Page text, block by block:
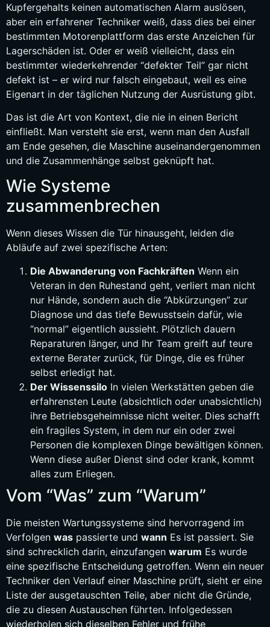
Kupfergehalts keinen automatischen Alarm auslösen,
aber ein erfahrener Techniker weiß, dass dies bei einer
bestimmten Motorenplattform das erste Anzeichen für
Lagerschäden ist. Oder er weiß vielleicht, dass ein
bestimmter wiederkehrender “defekter Teil” gar nicht
defekt ist – er wird nur falsch eingebaut, weil es eine
Eigenart in der täglichen Nutzung der Ausrüstung gibt.
Das ist die Art von Kontext, die nie in einen Bericht
einfließt. Man versteht sie erst, wenn man den Ausfall
am Ende gesehen, die Maschine auseinandergenommen
und die Zusammenhänge selbst geknüpft hat.
Wie Systeme
zusammenbrechen
Wenn dieses Wissen die Tür hinausgeht, leiden die
Abläufe auf zwei spezifische Arten:
Die Abwanderung von Fachkräften Wenn ein
Veteran in den Ruhestand geht, verliert man nicht
nur Hände, sondern auch die “Abkürzungen” zur
Diagnose und das tiefe Bewusstsein dafür, wie
“normal” eigentlich aussieht. Plötzlich dauern
Reparaturen länger, und Ihr Team greift auf teure
externe Berater zurück, für Dinge, die es früher
selbst erledigt hat.
Der Wissenssilo In vielen Werkstätten geben die
erfahrensten Leute (absichtlich oder unabsichtlich)
ihre Betriebsgeheimnisse nicht weiter. Dies schafft
ein fragiles System, in dem nur ein oder zwei
Personen die komplexen Dinge bewältigen können.
Wenn diese außer Dienst sind oder krank, kommt
alles zum Erliegen.
Vom “Was” zum “Warum”
Die meisten Wartungssysteme sind hervorragend im
Verfolgen was passierte und wann Es ist passiert. Sie
sind schrecklich darin, einzufangen warum Es wurde
eine spezifische Entscheidung getroffen. Wenn ein neuer
Techniker den Verlauf einer Maschine prüft, sieht er eine
Liste der ausgetauschten Teile, aber nicht die Gründe,
die zu diesen Austauschen führten. Infolgedessen
wiederholen sich dieselben Fehler und frühe